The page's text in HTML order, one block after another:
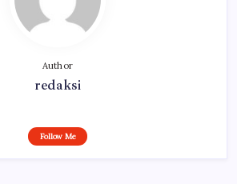
Author
redaksi
Follow Me